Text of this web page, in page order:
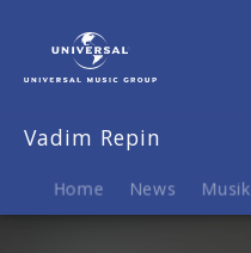
Fotos
Vadim Repin
Home News Musik